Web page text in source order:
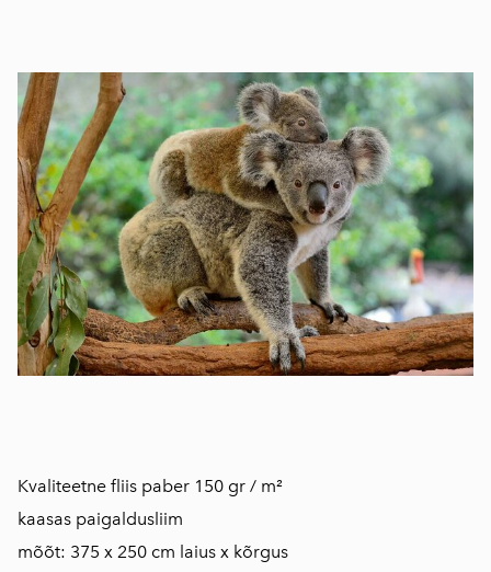
Kvaliteetne fliis paber 150 gr / m²
kaasas paigaldusliim
mõõt: 375 x 250 cm laius x kõrgus